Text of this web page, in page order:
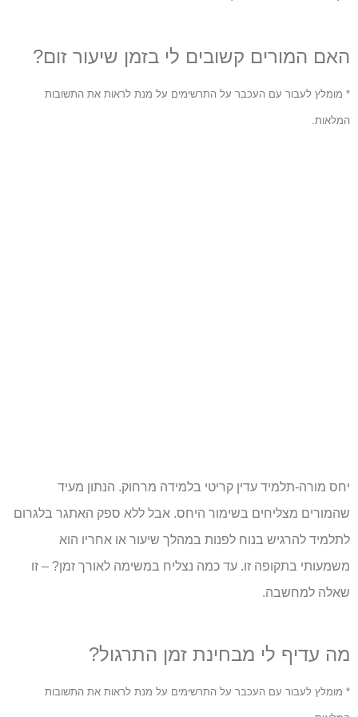
האם המורים קשובים לי בזמן שיעור זום?
* מומלץ לעבור עם העכבר על התרשימים על מנת לראות את התשובות
המלאות.
יחס מורה-תלמיד עדין קריטי בלמידה מרחוק. הנתון מעיד
שהמורים מצליחים בשימור היחס. אבל ללא ספק האתגר בלגרום
לתלמיד להרגיש בנוח לפנות במהלך שיעור או אחריו הוא
משמעותי בתקופה זו. עד כמה נצליח במשימה לאורך זמן? – זו
שאלה למחשבה.
מה עדיף לי מבחינת זמן התרגול?
* מומלץ לעבור עם העכבר על התרשימים על מנת לראות את התשובות